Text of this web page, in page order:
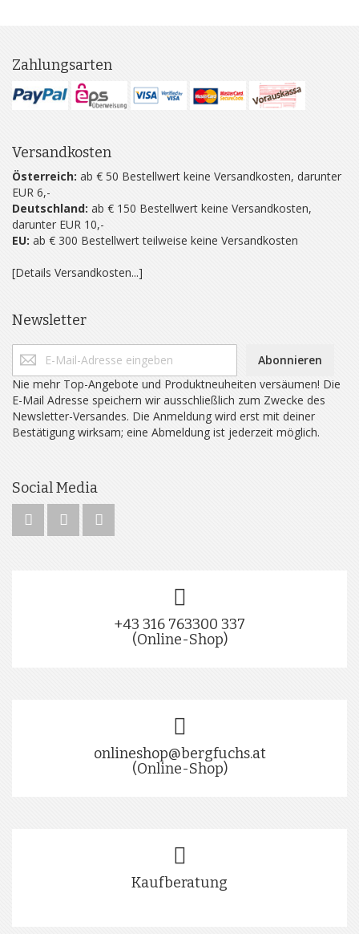
Zahlungsarten
Versandkosten
Österreich: ab € 50 Bestellwert keine Versandkosten, darunter
EUR 6,-
Deutschland: ab € 150 Bestellwert keine Versandkosten,
darunter EUR 10,-
EU: ab € 300 Bestellwert teilweise keine Versandkosten
[Details Versandkosten...]
Newsletter
Abonnieren
Nie mehr Top-Angebote und Produktneuheiten versäumen! Die
E-Mail Adresse speichern wir ausschließlich zum Zwecke des
Newsletter-Versandes. Die Anmeldung wird erst mit deiner
Bestätigung wirksam; eine Abmeldung ist jederzeit möglich.
Social Media
+43 316 763300 337
(Online-Shop)
onlineshop@bergfuchs.at
(Online-Shop)
Kaufberatung